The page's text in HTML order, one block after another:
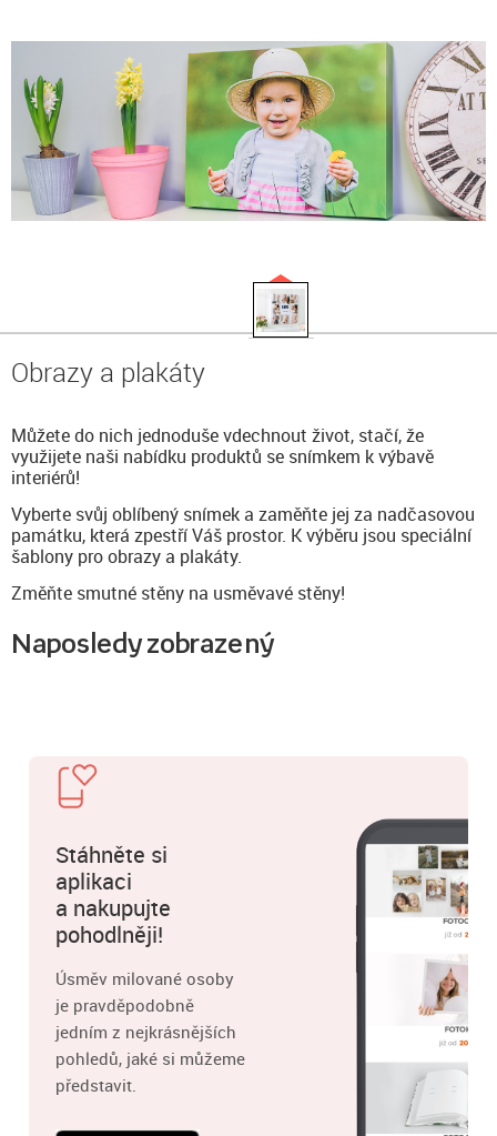
Obrazy a plakáty
Můžete do nich jednoduše vdechnout život, stačí, že
využijete naši nabídku produktů se snímkem k výbavě
interiérů!
Vyberte svůj oblíbený snímek a zaměňte jej za nadčasovou
památku, která zpestří Váš prostor. K výběru jsou speciální
šablony pro obrazy a plakáty.
Změňte smutné stěny na usměvavé stěny!
Naposledy zobrazený
Stáhněte si
aplikaci
a nakupujte
pohodlněji!
Úsměv milované osoby
je pravděpodobně
jedním z nejkrásnějších
pohledů, jaké si můžeme
představit.